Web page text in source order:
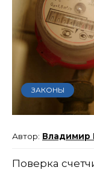
ЗАКОНЫ
Владимир
Поверка